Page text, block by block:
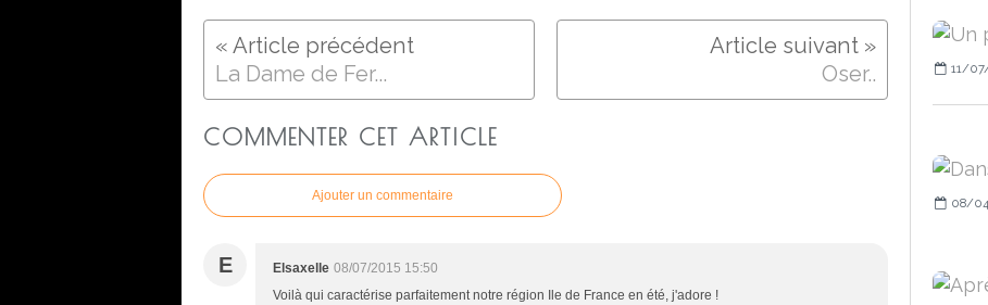
La Dame de Fer... Oser..
COMMENTER CET ARTICLE
Ajouter un commentaire
E Elsaxelle 08/07/2015 15:50
Voilà qui caractérise parfaitement notre région Ile de France en été, j'adore !
11/
08/